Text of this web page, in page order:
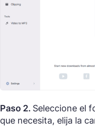
Paso 2. Seleccione el
que necesita, elija la